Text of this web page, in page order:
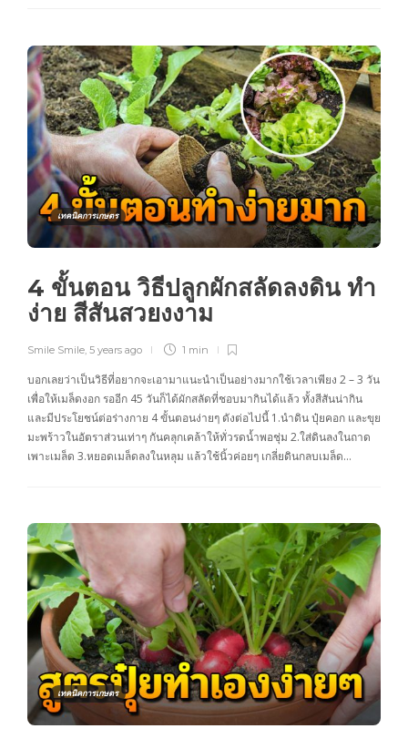
เทคนิคการเกษตร
4 ขั้นตอน วิธีปลูกผักสลัดลงดิน ทำ
ง่าย สีสันสวยงงาม
Smile Smile 5 years ago 1 min
บอกเลยว่าเป็นวิธีที่อยากจะเอามาแนะนำเป็นอย่างมากใช้เวลาเพียง 2 – 3 วัน
เพื่อให้เมล็ดงอก รออีก 45 วันก็ได้ผักสลัดที่ชอบมากินได้แล้ว ทั้งสีสันน่ากิน
และมีประโยชน์ต่อร่างกาย 4 ขั้นตอนง่ายๆ ดังต่อไปนี้ 1.นำดิน ปุ๋ยคอก และขุย
มะพร้าวในอัตราส่วนเท่าๆ กันคลุกเคล้าให้ทั่วรดน้ำพอชุ่ม 2.ใส่ดินลงในถาด
เพาะเมล็ด 3.หยอดเมล็ดลงในหลุม แล้วใช้นิ้วค่อยๆ เกลี่ยดินกลบเมล็ด…
เทคนิคการเกษตร